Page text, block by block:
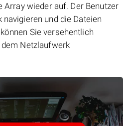
Array wieder auf. Der Benutzer
und die Dateien
Sie versehentlich
Netzlaufwerk